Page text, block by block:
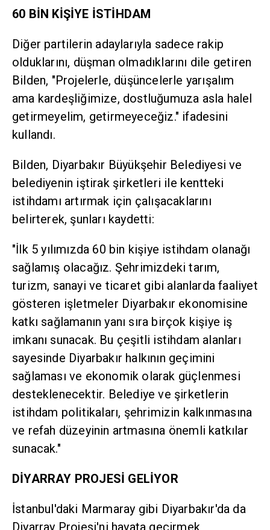
60 BİN KİŞİYE İSTİHDAM
Diğer partilerin adaylarıyla sadece rakip
olduklarını, düşman olmadıklarını dile getiren
Bilden, "Projelerle, düşüncelerle yarışalım
ama kardeşliğimize, dostluğumuza asla halel
getirmeyelim, getirmeyeceğiz." ifadesini
kullandı.
Bilden, Diyarbakır Büyükşehir Belediyesi ve
belediyenin iştirak şirketleri ile kentteki
istihdamı artırmak için çalışacaklarını
belirterek, şunları kaydetti:
"İlk 5 yılımızda 60 bin kişiye istihdam olanağı
sağlamış olacağız. Şehrimizdeki tarım,
turizm, sanayi ve ticaret gibi alanlarda faaliyet
gösteren işletmeler Diyarbakır ekonomisine
katkı sağlamanın yanı sıra birçok kişiye iş
imkanı sunacak. Bu çeşitli istihdam alanları
sayesinde Diyarbakır halkının geçimini
sağlaması ve ekonomik olarak güçlenmesi
desteklenecektir. Belediye ve şirketlerin
istihdam politikaları, şehrimizin kalkınmasına
ve refah düzeyinin artmasına önemli katkılar
sunacak."
DİYARRAY PROJESİ GELİYOR
İstanbul'daki Marmaray gibi Diyarbakır'da da
Diyarray Projesi'ni hayata geçirmek